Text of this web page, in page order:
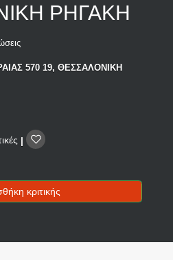
ΡΗΓΑΚΗ
570 19, ΘΕΣΣΑΛΟΝΙΚΗ
|
κριτικής